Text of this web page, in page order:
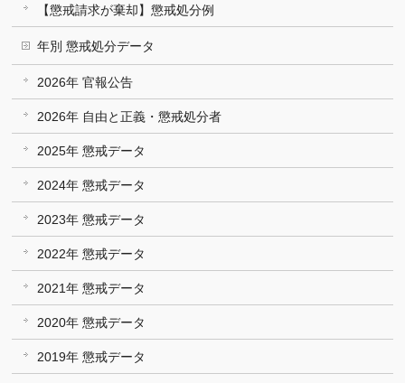
【懲戒請求が棄却】懲戒処分例
年別 懲戒処分データ
2026年 官報公告
2026年 自由と正義・懲戒処分者
2025年 懲戒データ
2024年 懲戒データ
2023年 懲戒データ
2022年 懲戒データ
2021年 懲戒データ
2020年 懲戒データ
2019年 懲戒データ